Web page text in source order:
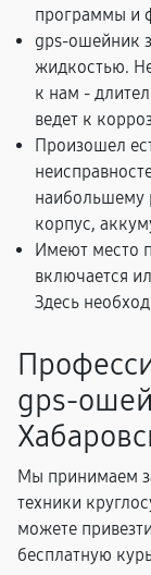
программы и
gps-ошейник
жидкостью.
к нам -
ведет к
Произошел
наибольшему
корпус,
Имеют место
включается
Здесь
gps-
Мы принимаем
техники
можете
бесплатную